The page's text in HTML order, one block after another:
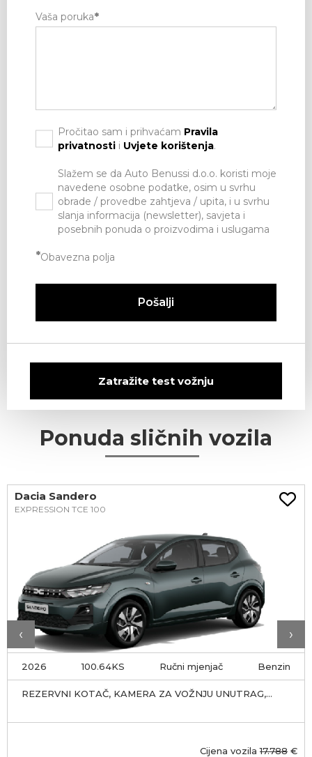
Vaša poruka*
Pročitao sam i prihvaćam Pravila
privatnosti i Uvjete korištenja.
Slažem se da Auto Benussi d.o.o. koristi moje
navedene osobne podatke, osim u svrhu
obrade / provedbe zahtjeva / upita, i u svrhu
slanja informacija (newsletter), savjeta i
posebnih ponuda o proizvodima i uslugama
*Obavezna polja
Pošalji
Zatražite test vožnju
Ponuda sličnih vozila
‹
Dacia Sandero
EXPRESSION TCE 100
2026 100.64KS Ručni mjenjač Benzin
REZERVNI KOTAČ, KAMERA ZA VOŽNJU UNUTRAG,
Cijena vozila17.788 €
›